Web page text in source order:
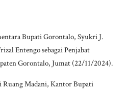
Bupati Gorontalo, Syukri J.
Entengo sebagai Penjabat
Gorontalo, Jumat (22/11/2024).
Ruang Madani, Kantor Bupati